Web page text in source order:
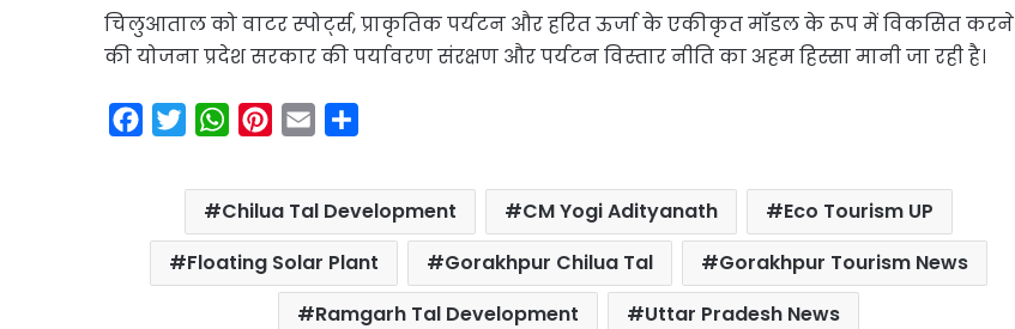
चिलुआताल को वाटर स्पोर्ट्स, प्राकृतिक पर्यटन और हरित ऊर्जा के एकीकृत मॉडल के रूप में विकसित करने
की योजना प्रदेश सरकार की पर्यावरण संरक्षण और पर्यटन विस्तार नीति का अहम हिस्सा मानी जा रही है।
o
i
t
e
W
a
t
s
A
n
t
e
r
a
i
l
a
r
e
Chilua Tal Development CM Yogi Adityanath
Eco Tourism UP
Floating Solar Plant
Gorakhpur Chilua Tal
Gorakhpur Tourism News
Ramgarh Tal Development
Uttar Pradesh News